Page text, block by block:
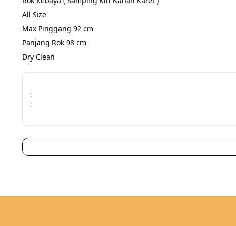
All Size
Max Pinggang 92 cm
Panjang Rok 98 cm
Dry Clean
:
: